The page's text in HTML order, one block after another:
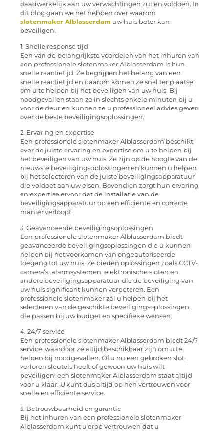
daadwerkelijk aan uw verwachtingen zullen voldoen. In
dit blog gaan we het hebben over waarom
slotenmaker Alblasserdam uw huis beter kan
beveiligen.
1. Snelle response tijd
Een van de belangrijkste voordelen van het inhuren van
een professionele slotenmaker Alblasserdam is hun
snelle reactietijd. Ze begrijpen het belang van een
snelle reactietijd en daarom komen ze snel ter plaatse
om u te helpen bij het beveiligen van uw huis. Bij
noodgevallen staan ze in slechts enkele minuten bij u
voor de deur en kunnen ze u professioneel advies geven
over de beste beveiligingsoplossingen.
2. Ervaring en expertise
Een professionele slotenmaker Alblasserdam beschikt
over de juiste ervaring en expertise om u te helpen bij
het beveiligen van uw huis. Ze zijn op de hoogte van de
nieuwste beveiligingsoplossingen en kunnen u helpen
bij het selecteren van de juiste beveiligingsapparatuur
die voldoet aan uw eisen. Bovendien zorgt hun ervaring
en expertise ervoor dat de installatie van de
beveiligingsapparatuur op een efficiënte en correcte
manier verloopt.
3. Geavanceerde beveiligingsoplossingen
Een professionele slotenmaker Alblasserdam biedt
geavanceerde beveiligingsoplossingen die u kunnen
helpen bij het voorkomen van ongeautoriseerde
toegang tot uw huis. Ze bieden oplossingen zoals CCTV-
camera’s, alarmsystemen, elektronische sloten en
andere beveiligingsapparatuur die de beveiliging van
uw huis significant kunnen verbeteren. Een
professionele slotenmaker zal u helpen bij het
selecteren van de geschikte beveiligingsoplossingen,
die passen bij uw budget en specifieke wensen.
4. 24/7 service
Een professionele slotenmaker Alblasserdam biedt 24/7
service, waardoor ze altijd beschikbaar zijn om u te
helpen bij noodgevallen. Of u nu een gebroken slot,
verloren sleutels heeft of gewoon uw huis wilt
beveiligen, een slotenmaker Alblasserdam staat altijd
voor u klaar. U kunt dus altijd op hen vertrouwen voor
snelle en efficiënte service.
5. Betrouwbaarheid en garantie
Bij het inhuren van een professionele slotenmaker
Alblasserdam kunt u erop vertrouwen dat u